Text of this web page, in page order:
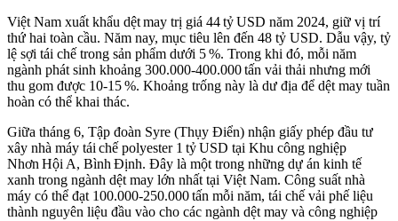
Việt Nam xuất khẩu dệt may trị giá 44 tỷ USD năm 2024, giữ vị trí
thứ hai toàn cầu. Năm nay, mục tiêu lên đến 48 tỷ USD. Dẫu vậy, tỷ
lệ sợi tái chế trong sản phẩm dưới 5 %. Trong khi đó, mỗi năm
ngành phát sinh khoảng 300.000‑400.000 tấn vải thải nhưng mới
thu gom được 10‑15 %. Khoảng trống này là dư địa để dệt may tuần
hoàn có thể khai thác.
Giữa tháng 6, Tập đoàn Syre (Thụy Điển) nhận giấy phép đầu tư
xây nhà máy tái chế polyester 1 tỷ USD tại Khu công nghiệp
Nhơn Hội A, Bình Định. Đây là một trong những dự án kinh tế
xanh trong ngành dệt may lớn nhất tại Việt Nam. Công suất nhà
máy có thể đạt 100.000‑250.000 tấn mỗi năm, tái chế vải phế liệu
thành nguyên liệu đầu vào cho các ngành dệt may và công nghiệp